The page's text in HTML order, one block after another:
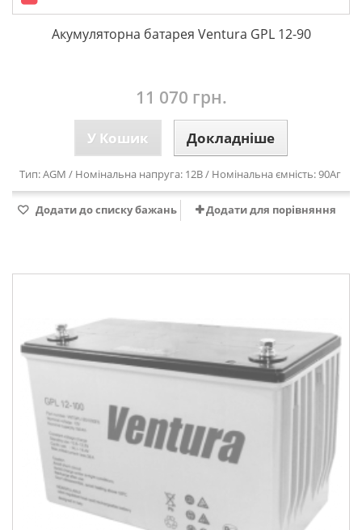
Акумуляторна батарея Ventura GPL 12-90
11 070 грн.
У Кошик Докладніше
Тип: AGM / Номінальна напруга: 12В / Номінальна ємність: 90Аг
Додати до списку бажань Додати для порівняння